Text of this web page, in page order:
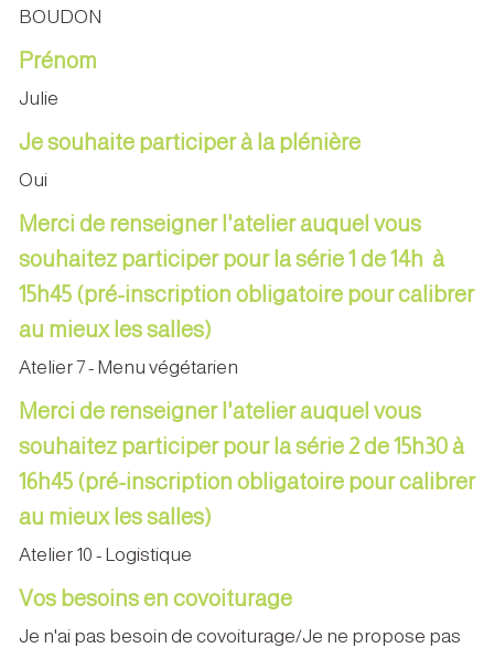
BOUDON
Prénom
Julie
Je souhaite participer à la plénière
Oui
Merci de renseigner l'atelier auquel vous
souhaitez participer pour la série 1 de 14h à
15h45 (pré-inscription obligatoire pour calibrer
au mieux les salles)
Atelier 7 - Menu végétarien
Merci de renseigner l'atelier auquel vous
souhaitez participer pour la série 2 de 15h30 à
16h45 (pré-inscription obligatoire pour calibrer
au mieux les salles)
Atelier 10 - Logistique
Vos besoins en covoiturage
Je n'ai pas besoin de covoiturage/Je ne propose pas